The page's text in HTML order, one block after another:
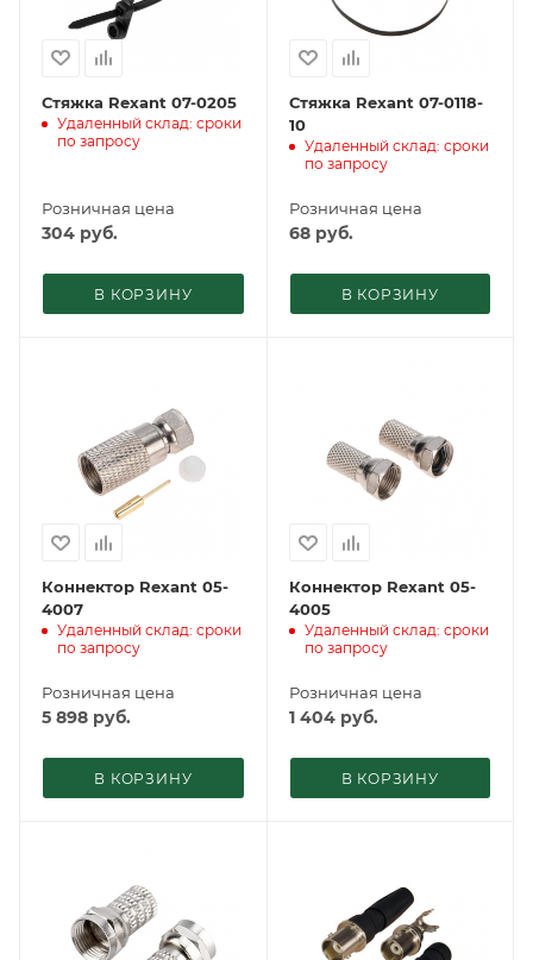
Стяжка Rexant 07-0205
Удаленный склад: сроки
по запросу
Розничная цена
304 руб.
В КОРЗИНУ
Стяжка Rexant 07-0118-
10
Удаленный склад: сроки
по запросу
Розничная цена
68руб.
В КОРЗИНУ
Коннектор Rexant 05-
4007
Удаленный склад: сроки
по запросу
Розничная цена
5 898 руб.
В КОРЗИНУ
Коннектор Rexant 05-
4005
Удаленный склад: сроки
по запросу
Розничная цена
1 404руб.
В КОРЗИНУ